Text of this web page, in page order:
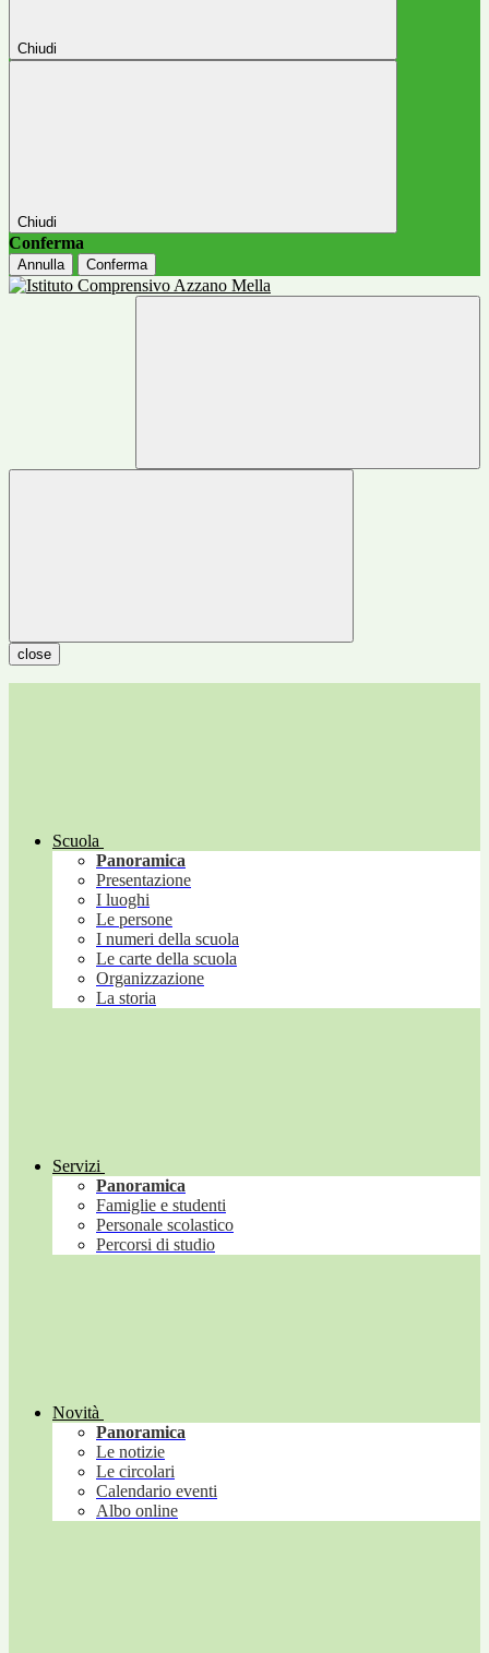
Chiudi
Chiudi
Conferma
Annulla Conferma
close
Scuola
Panoramica
Presentazione
I luoghi
Le persone
I numeri della scuola
Le carte della scuola
Organizzazione
La storia
Servizi
Panoramica
Famiglie e studenti
Personale scolastico
Percorsi di studio
Novità
Panoramica
Le notizie
Le circolari
Calendario eventi
Albo online